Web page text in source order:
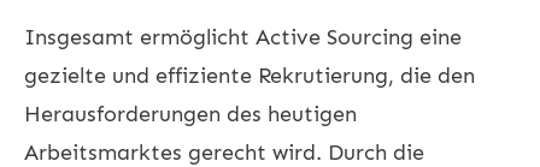
Insgesamt ermöglicht Active Sourcing eine
gezielte und effiziente Rekrutierung, die den
Herausforderungen des heutigen
Arbeitsmarktes gerecht wird. Durch die